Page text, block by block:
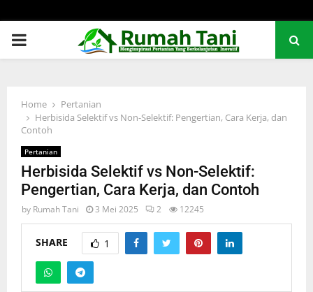
PRIMARY
Home
Pertanian
Herbisida Selektif vs Non-Selektif: Pengertian, Cara Kerja, dan
Contoh
Pertanian
Herbisida Selektif vs Non-Selektif:
Pengertian, Cara Kerja, dan Contoh
by Rumah Tani 3 Mei 2025 2 12245
SHARE 1